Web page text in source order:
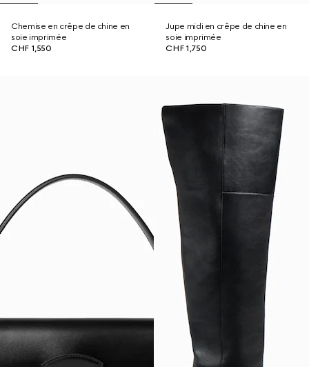
Chemise en crêpe de chine en
soie imprimée
CHF 1,550
Jupe midi en crêpe de chine en
soie imprimée
CHF 1,750